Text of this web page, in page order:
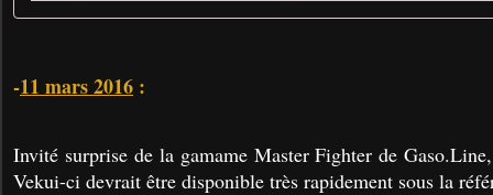
-11 mars 2016 :
Invité surprise de la gamame Master Fighter de
Vekui-ci devrait être disponible très rapidement sous la